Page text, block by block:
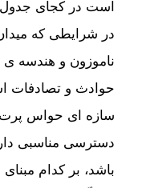
است در کجای جدول
در شرایطی که
ناموزون و هندسه
حوادث و تصادفات
سازه ای حواس
دسترسی مناسبی
باشد، بر کدام